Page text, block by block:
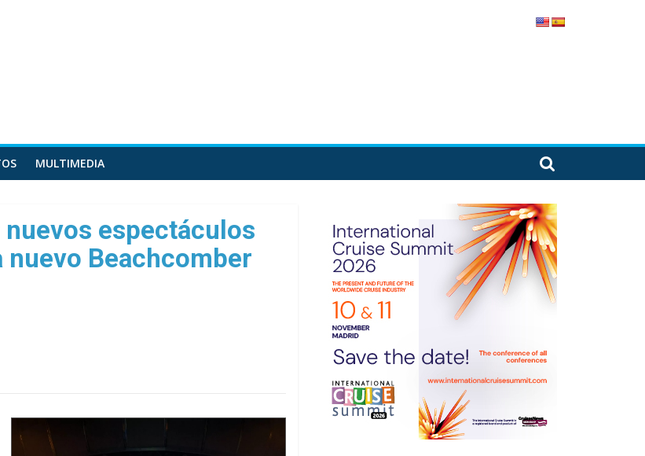
MULTIMEDIA
espectáculos
Beachcomber